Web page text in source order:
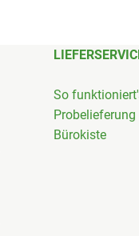
So
Probelieferung
Bürokiste